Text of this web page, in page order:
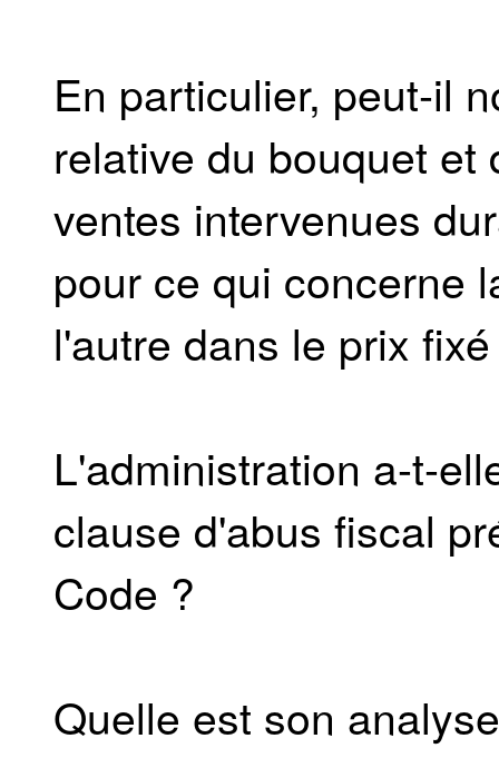
En particulier, peut-il
relative du bouquet
ventes intervenues
pour ce qui concerne
l'autre dans le prix
L'administration a-t-
clause d'abus fiscal
Code ?
Quelle est son